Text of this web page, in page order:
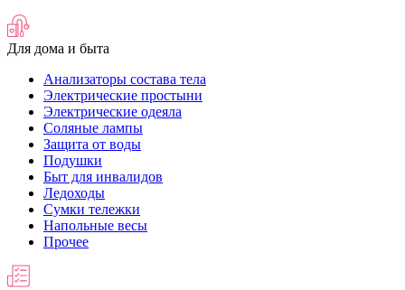
Для дома и быта
Анализаторы состава тела
Электрические простыни
Электрические одеяла
Соляные лампы
Защита от воды
Подушки
Быт для инвалидов
Ледоходы
Сумки тележки
Напольные весы
Прочее